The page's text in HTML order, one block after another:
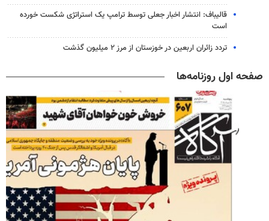
قالیباف: انتشار اخبار جعلی توسط ترامپ یک استراتژی شکست خورده
است
تردد زائران اربعین در خوزستان از مرز ۲ میلیون گذشت
صفحه اول روزنامه‌ها